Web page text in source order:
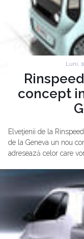
Luni,
concept
Elveţienii de la
de la Geneva un nou
adresează celor care